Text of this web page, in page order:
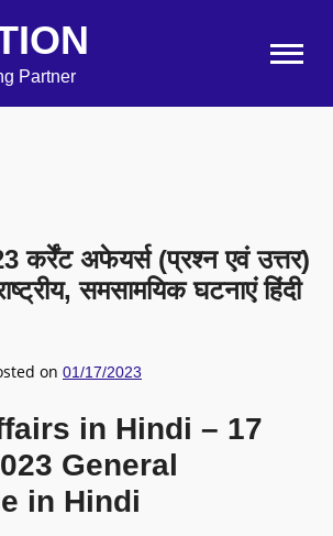
Partner
कर्रेंट अफेयर्स (प्रश्न एवं उत्तर)
समसामयिक घटनाएं हिंदी
on 01/17/2023
in Hindi – 17
General
in Hindi